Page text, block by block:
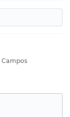
Campos